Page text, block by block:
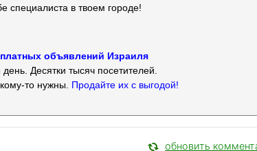
специалиста в твоем городе!
объявлений Израиля
Десятки тысяч посетителей.
то нужны. Продайте их с выгодой!
обновить